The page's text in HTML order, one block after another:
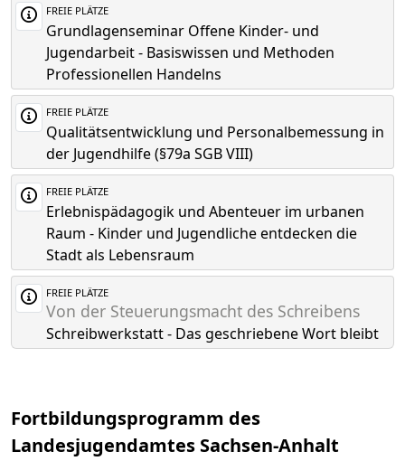
FREIE PLÄTZE
Grundlagenseminar Offene Kinder- und
Jugendarbeit - Basiswissen und Methoden
Professionellen Handelns
FREIE PLÄTZE
Qualitätsentwicklung und Personalbemessung in
der Jugendhilfe (§79a SGB VIII)
FREIE PLÄTZE
Erlebnispädagogik und Abenteuer im urbanen
Raum - Kinder und Jugendliche entdecken die
Stadt als Lebensraum
FREIE PLÄTZE
Von der Steuerungsmacht des Schreibens
Schreibwerkstatt - Das geschriebene Wort bleibt
Fortbildungsprogramm des
Landesjugendamtes Sachsen-Anhalt